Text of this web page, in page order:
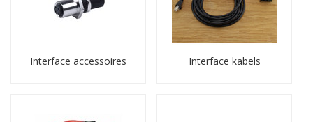
Het CZone-netwerk vervangt traditionele
schakelpaneeltechniek door digitale, modulaire interfaces.
Hier vindt u touchscreens, modules, NMEA2000-kabels,
plug-and-play accessoires en alle overige
netwerkcomponenten.
Interface accessoires Interface kabels